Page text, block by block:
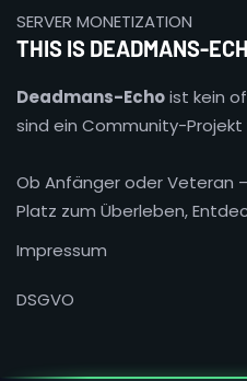
SERVER MONETIZATION
THIS IS DEADMANS-
Deadmans-Echoist kein
sind ein Community-Projekt
Ob Anfänger oder Veteran
Platz zum Überleben,
Impressum
DSGVO